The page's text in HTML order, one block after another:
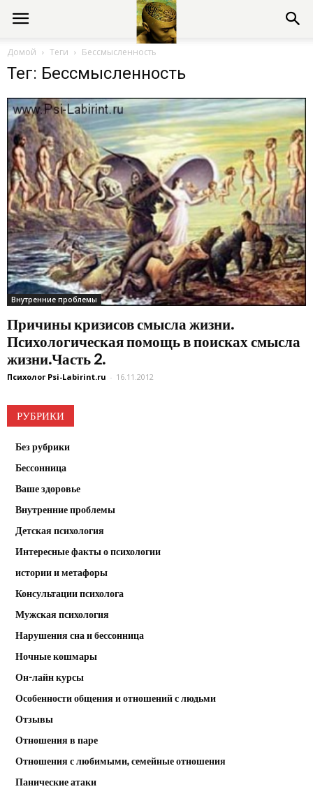
Консультации
психолога
онлайн
Домой Теги Бессмысленность
Тег: Бессмысленность
Внутренние проблемы
Причины кризисов смысла жизни.
Психологическая помощь в поисках смысла
жизни.Часть 2.
Психолог Psi-Labirint.ru - 16.11.2012
РУБРИКИ
Без рубрики
Бессонница
Ваше здоровье
Внутренние проблемы
Детская психология
Интересные факты о психологии
истории и метафоры
Консультации психолога
Мужская психология
Нарушения сна и бессонница
Ночные кошмары
Он-лайн курсы
Особенности общения и отношений с людьми
Отзывы
Отношения в паре
Отношения с любимыми, семейные отношения
Панические атаки